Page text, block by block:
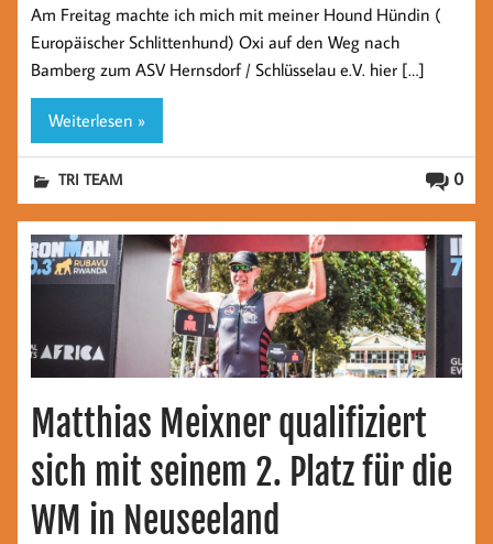
Am Freitag machte ich mich mit meiner Hound Hündin (
Europäischer Schlittenhund) Oxi auf den Weg nach
Bamberg zum ASV Hernsdorf / Schlüsselau e.V. hier […]
Weiterlesen »
0
TRI TEAM
Matthias Meixner qualifiziert
sich mit seinem 2. Platz für die
WM in Neuseeland